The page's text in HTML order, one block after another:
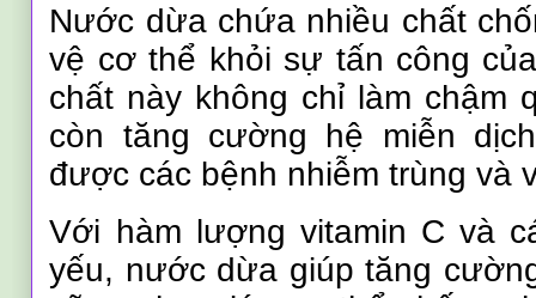
Nước dừa chứa nhiều chất
vệ cơ thể khỏi sự tấn công
chất này không chỉ làm chậm
còn tăng cường hệ miễn
được các bệnh nhiễm trùng và
Với hàm lượng vitamin C và
yếu, nước dừa giúp tăng